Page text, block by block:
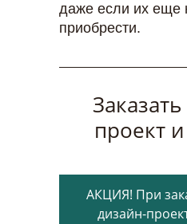
даже если их еще
приобрести.
проект
АКЦИЯ! При
дизайн-